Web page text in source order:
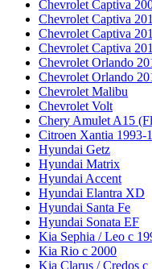
Chevrolet Captiva
Chevrolet Captiva
Chevrolet Captiva
Chevrolet Captiva
Chevrolet Orlando
Chevrolet Orlando
Chevrolet Malibu
Chevrolet Volt
Chery Amulet A15
Citroen Xantia 1993-
Hyundai Getz
Hyundai Matrix
Hyundai Accent
Hyundai Elantra XD
Hyundai Santa Fe
Hyundai Sonata EF
Kia Sephia / Leo с
Kia Rio с 2000
Kia Clarus / Credos с